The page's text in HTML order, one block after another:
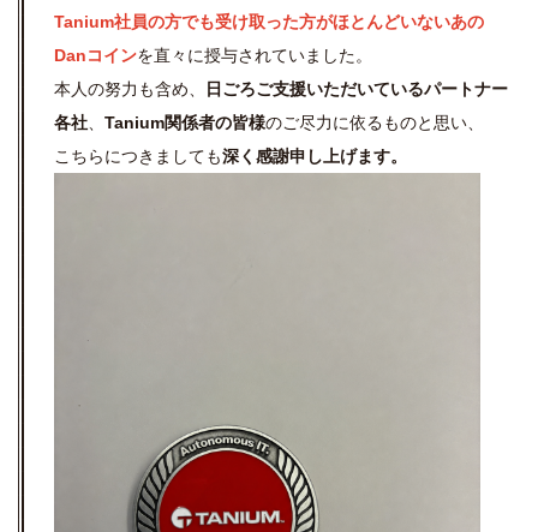
Tanium社員の方でも受け取った方がほとんどいないあの
Danコインを直々に授与されていました。
本人の努力も含め、
日ごろご支援いただいているパートナー
各社、 Tanium関係者の皆様のご尽力に依るものと思い、
こちらにつきましても深く感謝申し上げます。